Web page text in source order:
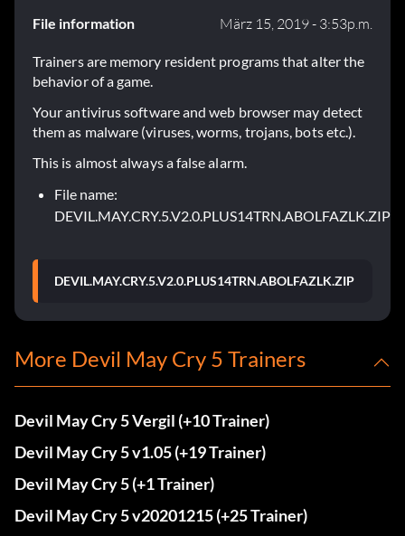
File information März 15, 2019 - 3:53p.m.
Trainers are memory resident programs that alter the
behavior of a game.
Your antivirus software and web browser may detect
them as malware (viruses, worms, trojans, bots etc.).
This is almost always a false alarm.
File name:
DEVIL.MAY.CRY.5.V2.0.PLUS14TRN.ABOLFAZLK.ZIP
DEVIL.MAY.CRY.5.V2.0.PLUS14TRN.ABOLFAZLK.ZIP
More Devil May Cry 5 Trainers
Devil May Cry 5 Vergil (+10 Trainer)
Devil May Cry 5 v1.05 (+19 Trainer)
Devil May Cry 5 (+1 Trainer)
Devil May Cry 5 v20201215 (+25 Trainer)